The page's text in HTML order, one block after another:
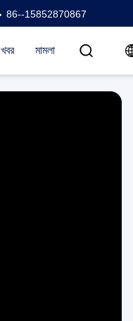
86--15852870867
খবর মামলা